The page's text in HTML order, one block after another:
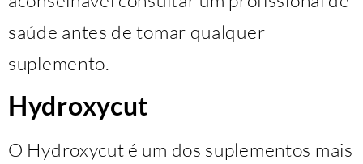
saúde antes de tomar qualquer
suplemento.
Hydroxycut
O Hydroxycut é um dos suplementos mais